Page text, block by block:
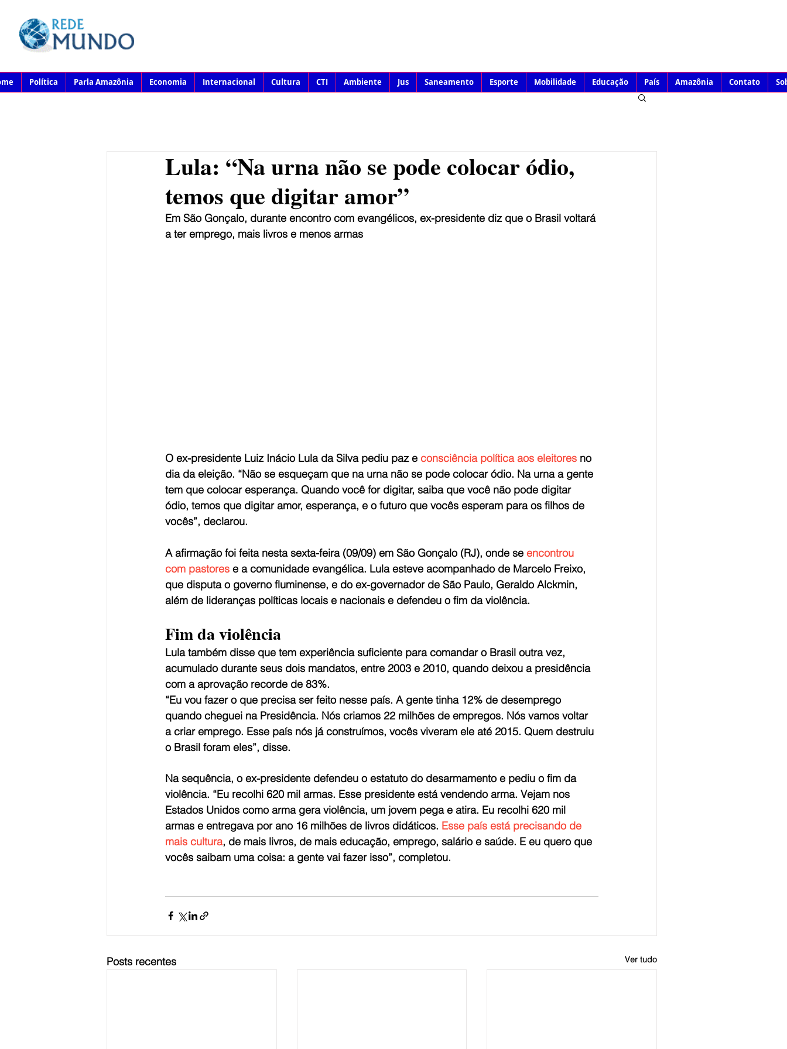
Política Parla Amazônia Economia Internacional Cultura CTI Ambiente Jus Saneamento Esporte Mobilidade Educação País Amazônia Contato
Lula: “Na urna não se pode colocar ódio,
temos que digitar amor”
Em São Gonçalo, durante encontro com evangélicos, ex-presidente diz que o Brasil voltará
a ter emprego, mais livros e menos armas
O ex-presidente Luiz Inácio Lula da Silva pediu paz e consciência política aos eleitores no
dia da eleição. “Não se esqueçam que na urna não se pode colocar ódio. Na urna a gente
tem que colocar esperança. Quando você for digitar, saiba que você não pode digitar
ódio, temos que digitar amor, esperança, e o futuro que vocês esperam para os filhos de
vocês”, declarou.
A afirmação foi feita nesta sexta-feira (09/09) em São Gonçalo (RJ), onde se encontrou
com pastores e a comunidade evangélica. Lula esteve acompanhado de Marcelo Freixo,
que disputa o governo fluminense, e do ex-governador de São Paulo, Geraldo Alckmin,
além de lideranças políticas locais e nacionais e defendeu o fim da violência.
Fim da violência
Lula também disse que tem experiência suficiente para comandar o Brasil outra vez,
acumulado durante seus dois mandatos, entre 2003 e 2010, quando deixou a presidência
com a aprovação recorde de 83%.
“Eu vou fazer o que precisa ser feito nesse país. A gente tinha 12% de desemprego
quando cheguei na Presidência. Nós criamos 22 milhões de empregos. Nós vamos voltar
a criar emprego. Esse país nós já construímos, vocês viveram ele até 2015. Quem destruiu
o Brasil foram eles”, disse.
Na sequência, o ex-presidente defendeu o estatuto do desarmamento e pediu o fim da
violência. “Eu recolhi 620 mil armas. Esse presidente está vendendo arma. Vejam nos
Estados Unidos como arma gera violência, um jovem pega e atira. Eu recolhi 620 mil
armas e entregava por ano 16 milhões de livros didáticos. Esse país está precisando de
mais cultura, de mais livros, de mais educação, emprego, salário e saúde. E eu quero que
vocês saibam uma coisa: a gente vai fazer isso”, completou.
Posts recentes Ver tudo